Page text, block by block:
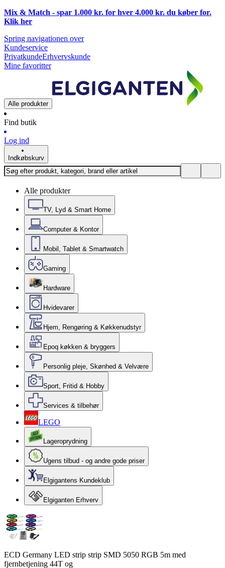
Mix & Match - spar 1.000 kr. for hver 4.000 kr. du køber for.
Klik her
Spring navigationen over
Kundeservice
PrivatkundeErhvervskunde
Mine favoritter
Alle produkter
Find butik
Log ind
Indkøbskurv
Alle produkter
TV, Lyd & Smart Home
Computer & Kontor
Mobil, Tablet & Smartwatch
Gaming
Hardware
Hvidevarer
Hjem, Rengøring & Køkkenudstyr
Epoq køkken & bryggers
Personlig pleje, Skønhed & Velvære
Sport, Fritid & Hobby
Services & tilbehør
LEGO
Lageroprydning
Ugens tilbud - og andre gode priser
Elgigantens Kundeklub
Elgiganten Erhverv
ECD Germany LED strip strip SMD 5050 RGB 5m med
fjernbetjening 44T og